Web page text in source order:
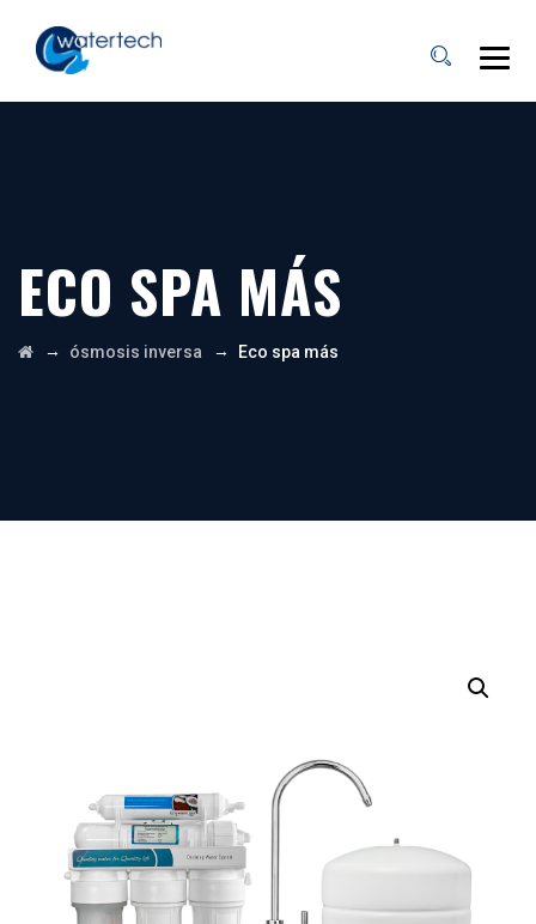
ECO SPA MÁS
→ ósmosis inversa → Eco spa más